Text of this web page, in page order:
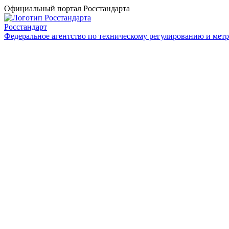
Официальный портал Росстандарта
Росстандарт
Федеральное агентство по техническому регулированию и